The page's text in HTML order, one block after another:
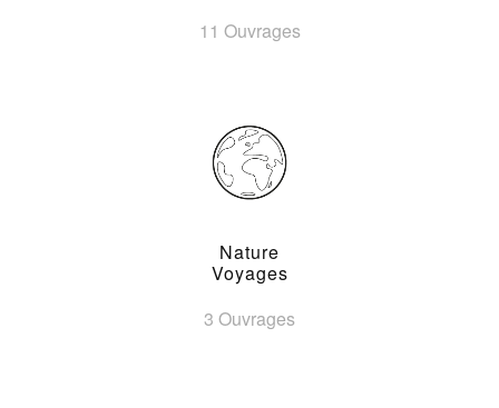
11 Ouvrages
Nature
Voyages
3 Ouvrages